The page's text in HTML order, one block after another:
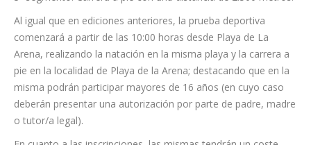
1º segmento: Carrera a pie con una distancia de 2.500 metros.
2º segmento: Natación con una distancia de 1.000 metros.
3º segmento: Carrera a pie con una distancia de 2.500 metros.
Al igual que en ediciones anteriores, la prueba deportiva
comenzará a partir de las 10:00 horas desde Playa de La